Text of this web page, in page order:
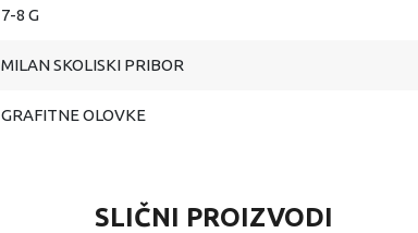
7-8 G
MILAN SKOLISKI PRIBOR
GRAFITNE OLOVKE
SLIČNI PROIZVODI